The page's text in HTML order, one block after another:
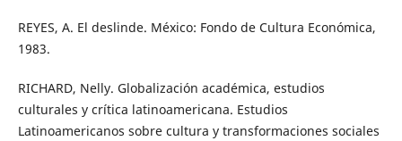
REYES, A. El deslinde. México: Fondo de Cultura Económica,
1983.
RICHARD, Nelly. Globalización académica, estudios
culturales y crítica latinoamericana. Estudios
Latinoamericanos sobre cultura y transformaciones sociales